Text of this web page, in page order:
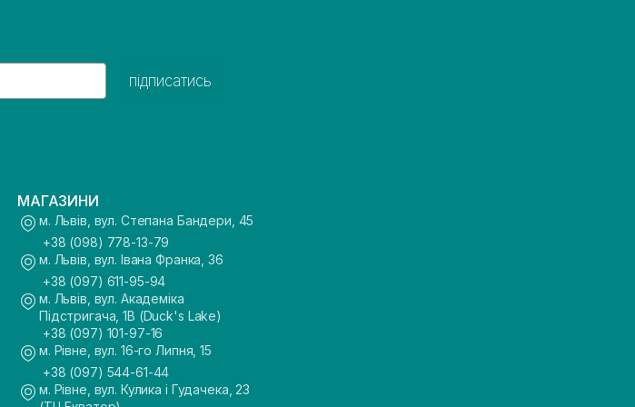
підписатись
МАГАЗИНИ
м. Львів, вул. Степана Бандери, 45
+38 (098) 778-13-79
м. Львів, вул. Івана Франка, 36
+38 (097) 611-95-94
м. Львів, вул. Академіка
Підстригача, 1В (Duck's Lake)
+38 (097) 101-97-16
м. Рівне, вул. 16-го Липня, 15
+38 (097) 544-61-44
м. Рівне, вул. Кулика і Гудачека, 23